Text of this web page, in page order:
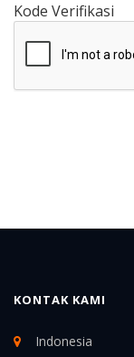
Kode Verifikasi
KONTAK KAMI
Indonesia